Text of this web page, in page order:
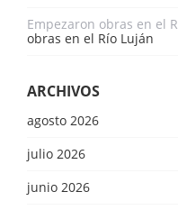
Empezaron obras en el
obras en el Río Luján
ARCHIVOS
agosto 2026
julio 2026
junio 2026